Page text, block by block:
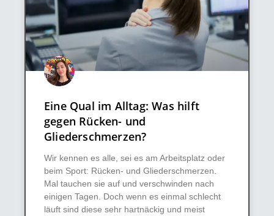
Eine Qual im Alltag: Was hilft
gegen Rücken- und
Gliederschmerzen?
Wir kennen es alle, sei es am Arbeitsplatz oder
beim Sport: Rücken- und Gliederschmerzen.
Mal tauchen sie auf und verschwinden nach
einigen Tagen. Doch wenn es einmal schlecht
läuft sind diese sehr hartnäckig und meist